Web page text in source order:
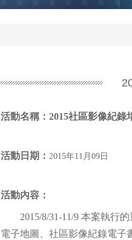
活動名稱： 2015社區影像紀錄
活動日期： 2015年11月09日
活動內容 ：
2015/8/31-11/9 本案執行的
電子地圖、社區影像紀錄電子